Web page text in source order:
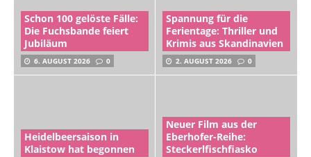
Schon 100 gelöste Fälle:
Die Fuchsbande feiert
Jubiläum
6. AUGUST 2026 0
Spannung für die
Ferientage: Thriller und
Krimis aus Skandinavien
2. AUGUST 2026 0
Heidelbeersaison in
Klaistow hat begonnen
Neuer Film aus der
Eberhofer-Reihe:
Steckerlfischfiasko